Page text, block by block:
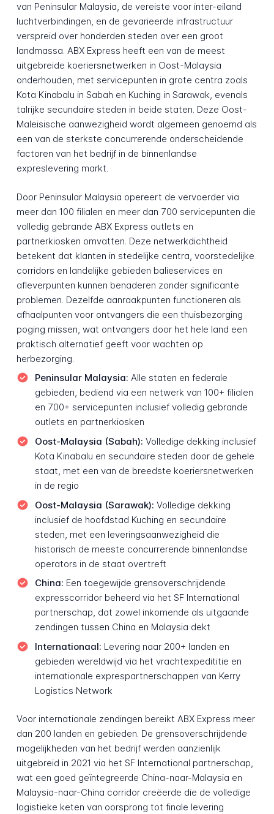
van Peninsular Malaysia, de vereiste voor inter-eiland
luchtverbindingen, en de gevarieerde infrastructuur
verspreid over honderden steden over een groot
landmassa. ABX Express heeft een van de meest
uitgebreide koeriersnetwerken in Oost-Malaysia
onderhouden, met servicepunten in grote centra zoals
Kota Kinabalu in Sabah en Kuching in Sarawak, evenals
talrijke secundaire steden in beide staten. Deze Oost-
Maleisische aanwezigheid wordt algemeen genoemd als
een van de sterkste concurrerende onderscheidende
factoren van het bedrijf in de binnenlandse
expreslevering markt.
Door Peninsular Malaysia opereert de vervoerder via
meer dan 100 filialen en meer dan 700 servicepunten die
volledig gebrande ABX Express outlets en
partnerkiosken omvatten. Deze netwerkdichtheid
betekent dat klanten in stedelijke centra, voorstedelijke
corridors en landelijke gebieden balieservices en
afleverpunten kunnen benaderen zonder significante
problemen. Dezelfde aanraakpunten functioneren als
afhaalpunten voor ontvangers die een thuisbezorging
poging missen, wat ontvangers door het hele land een
praktisch alternatief geeft voor wachten op
herbezorging.
Peninsular Malaysia: Alle staten en federale
gebieden, bediend via een netwerk van 100+ filialen
en 700+ servicepunten inclusief volledig gebrande
outlets en partnerkiosken
Oost-Malaysia (Sabah): Volledige dekking inclusief
Kota Kinabalu en secundaire steden door de gehele
staat, met een van de breedste koeriersnetwerken
in de regio
Oost-Malaysia (Sarawak): Volledige dekking
inclusief de hoofdstad Kuching en secundaire
steden, met een leveringsaanwezigheid die
historisch de meeste concurrerende binnenlandse
operators in de staat overtreft
China: Een toegewijde grensoverschrijdende
expresscorridor beheerd via het SF International
partnerschap, dat zowel inkomende als uitgaande
zendingen tussen China en Malaysia dekt
Internationaal: Levering naar 200+ landen en
gebieden wereldwijd via het vrachtexpedititie en
internationale exprespartnerschappen van Kerry
Logistics Network
Voor internationale zendingen bereikt ABX Express meer
dan 200 landen en gebieden. De grensoverschrijdende
mogelijkheden van het bedrijf werden aanzienlijk
uitgebreid in 2021 via het SF International partnerschap,
wat een goed geïntegreerde China-naar-Malaysia en
Malaysia-naar-China corridor creëerde die de volledige
logistieke keten van oorsprong tot finale levering